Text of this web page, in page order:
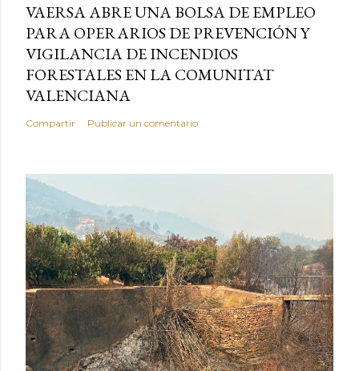
VAERSA ABRE UNA BOLSA DE EMPLEO
PARA OPERARIOS DE PREVENCIÓN Y
VIGILANCIA DE INCENDIOS
FORESTALES EN LA COMUNITAT
VALENCIANA
Compartir Publicar un comentario